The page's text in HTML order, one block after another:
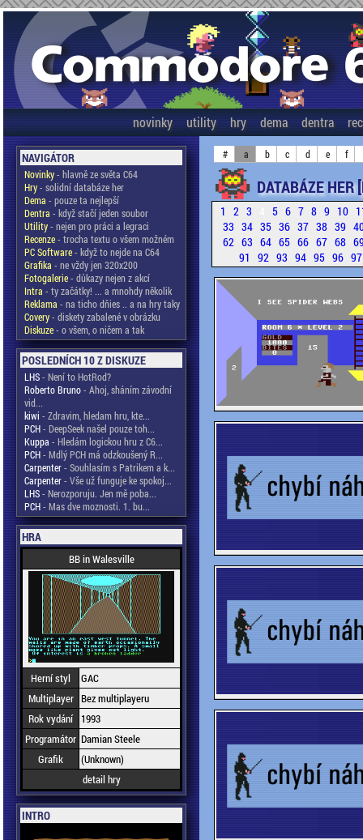
novinky utility hry dema dentra
NAVIGÁTOR
Novinky- hlavně ze světa C64
Hry- solidní databáze her
Dema - pouze ta nejlepší
Dentra - když stačí jeden soubor
Utility- nejen pro práci a legraci
Recenze- trocha textu o všem možném
PC Software- když to nejde na C64
Grafika - ne vždy jen 320x200
Fotogalerie- důkazy nejen z akcí
Intra - ty začátky! ... a mnohdy několik
Reklama - na ticho dňies .. a na hry taky
Covery- diskety zabalené v obrázku
Diskuze- o všem, o ničem a tak
POSLEDNÍCH 10 Z DISKUZE
LHS- Není to HotRod?
Roberto Bruno- Ahoj, sháním závodní
vid...
kiwi - Zdravim, hledam hru, kte...
PCH- DeepSeek našel pouze toh...
Kuppa - Hledám logickou hru z C6...
PCH- Mdlý PCH má odzkoušený R...
Carpenter- Souhlasím s Patrikem a k...
Carpenter- Vše už funguje ke spokoj...
LHS- Nerozporuju. Jen mě poba...
PCH- Mas dve moznosti. 1. bu...
HRA
BB in Walesville
Herní styl
GAC
Multiplayer Bez multiplayeru
Rok vydání
1993
Programátor Damian Steele
Grafik
(Unknown)
detail hry
INTRO
# a b c d e f
DATABÁZE
1 2 3 5 6 7 8 9 10
33 34 35 36 37 38 39
62 63 64 65 66 67 68
91 92 93 94 95 96